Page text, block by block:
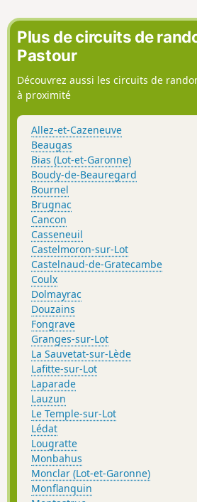
Plus de circuits de
Pastour
Découvrez aussi les circuits de
à proximité
Allez-et-Cazeneuve
Beaugas
Bias (Lot-et-Garonne)
Boudy-de-Beauregard
Bournel
Brugnac
Cancon
Casseneuil
Castelmoron-sur-Lot
Castelnaud-de-Gratecambe
Coulx
Dolmayrac
Douzains
Fongrave
Granges-sur-Lot
La Sauvetat-sur-Lède
Lafitte-sur-Lot
Laparade
Lauzun
Le Temple-sur-Lot
Lédat
Lougratte
Monbahus
Monclar (Lot-et-Garonne)
Monflanquin